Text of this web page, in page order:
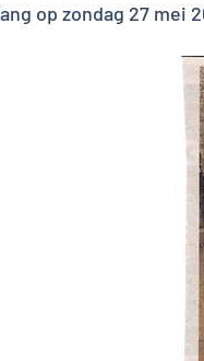
op zondag 27 mei